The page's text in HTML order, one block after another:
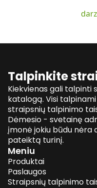
Talpinkite
Kiekvienas gali talpinti
katalogą. Visi
straipsnių talpinimo
Dėmesio - svetainę
įmonė jokiu būdu nėra
pateiktą turinį.
Meniu
Produktai
Paslaugos
Straipsnių talpinimo